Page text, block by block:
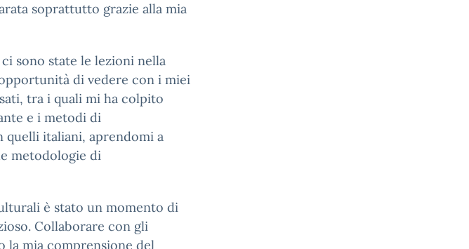
soprattutto grazie alla mia
sono state le lezioni nella
di vedere con i miei
tra i quali mi ha colpito
e i metodi di
italiani, aprendomi a
metodologie di
è stato un momento di
Collaborare con gli
la mia comprensione del